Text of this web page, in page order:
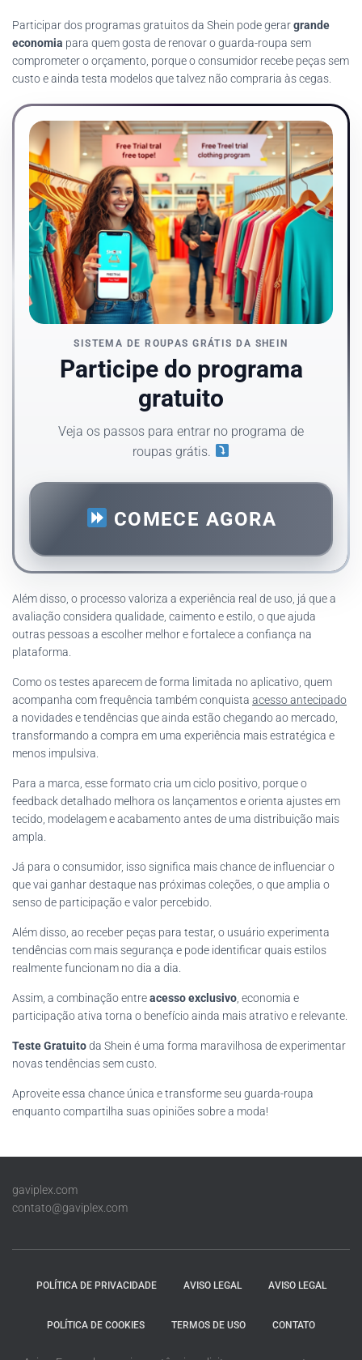
Participar dos programas gratuitos da Shein pode gerargrande
economia para quem gosta de renovar o guarda-roupa sem
comprometer o orçamento, porque o consumidor recebe peças sem
custo e ainda testa modelos que talvez não compraria às cegas.
SISTEMA DE ROUPAS GRÁTIS DA SHEIN
Participe do programa
gratuito
Veja os passos para entrar no programa de
roupas grátis.
COMECE AGORA
Além disso, o processo valoriza a experiência real de uso, já que a
avaliação considera qualidade, caimento e estilo, o que ajuda
outras pessoas a escolher melhor e fortalece a confiança na
plataforma.
Como os testes aparecem de forma limitada no aplicativo, quem
acompanha com frequência também conquista acesso antecipado
a novidades e tendências que ainda estão chegando ao mercado,
transformando a compra em uma experiência mais estratégica e
menos impulsiva.
Para a marca, esse formato cria um ciclo positivo, porque o
feedback detalhado melhora os lançamentos e orienta ajustes em
tecido, modelagem e acabamento antes de uma distribuição mais
ampla.
Já para o consumidor, isso significa mais chance de influenciar o
que vai ganhar destaque nas próximas coleções, o que amplia o
senso de participação e valor percebido.
Além disso, ao receber peças para testar, o usuário experimenta
tendências com mais segurança e pode identificar quais estilos
realmente funcionam no dia a dia.
Assim, a combinação entreacesso exclusivo , economia e
participação ativa torna o benefício ainda mais atrativo e relevante.
Teste Gratuitoda Shein é uma forma maravilhosa de experimentar
novas tendências sem custo.
Aproveite essa chance única e transforme seu guarda-roupa
enquanto compartilha suas opiniões sobre a moda!
gaviplex.com
contato@gaviplex.com
POLÍTICA DE PRIVACIDADE AVISO LEGAL AVISO LEGAL
POLÍTICA DE COOKIES TERMOS DE USO CONTATO